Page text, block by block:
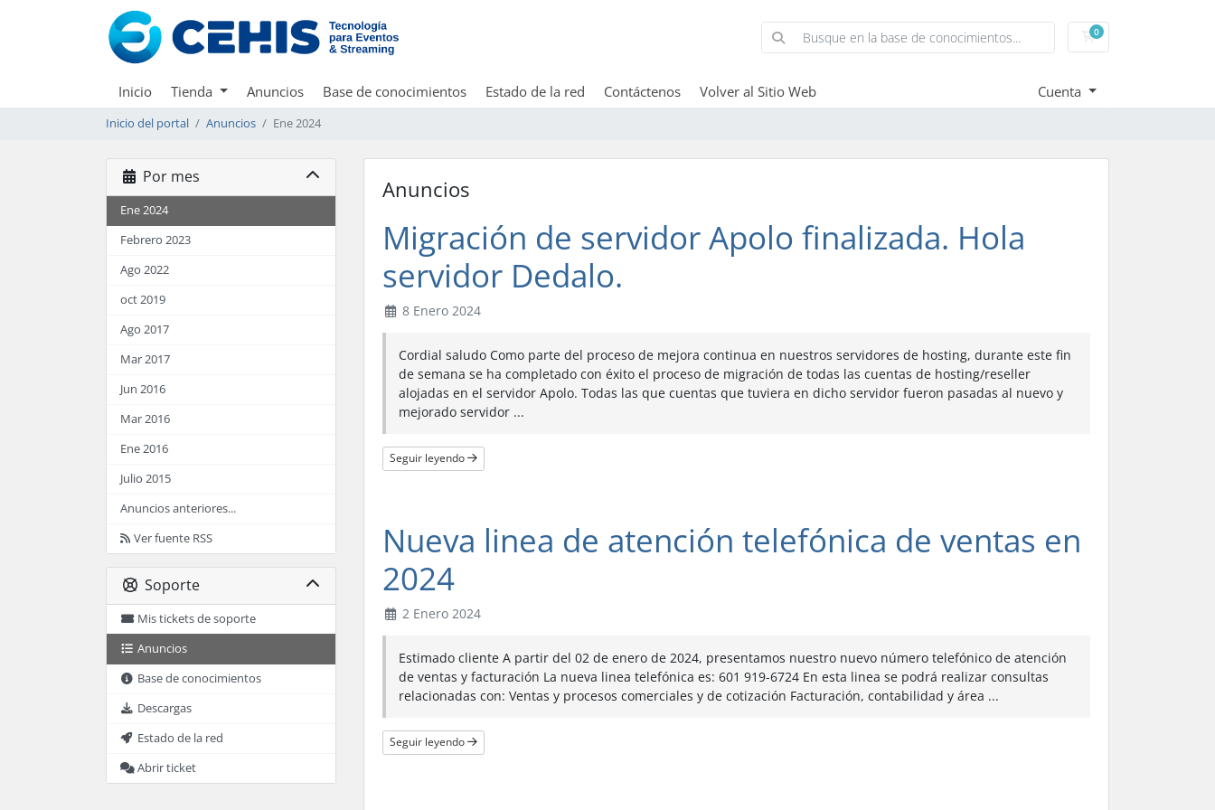
0Carrito
Inicio Tienda Anuncios Base de conocimientos Estado de la red Contáctenos Volver al Sitio Web Cuenta
Inicio del portal Anuncios Ene 2024
Por mes
Ene 2024
Febrero 2023
Ago 2022
oct 2019
Ago 2017
Mar 2017
Jun 2016
Mar 2016
Ene 2016
Julio 2015
Anuncios anteriores...
Ver fuente RSS
Soporte
Mis tickets de soporte
Anuncios
Base de conocimientos
Descargas
Estado de la red
Abrir ticket
Anuncios
Migración de servidor Apolo finalizada. Hola
servidor Dedalo.
8 Enero 2024
Cordial saludo Como parte del proceso de mejora continua en nuestros servidores de hosting, durante este fin
de semana se ha completado con éxito el proceso de migración de todas las cuentas de hosting/reseller
alojadas en el servidor Apolo. Todas las que cuentas que tuviera en dicho servidor fueron pasadas al nuevo y
mejorado servidor ...
Seguir leyendo
Nueva linea de atención telefónica de ventas en
2024
2 Enero 2024
Estimado cliente A partir del 02 de enero de 2024, presentamos nuestro nuevo número telefónico de atención
de ventas y facturación La nueva linea telefónica es: 601 919-6724 En esta linea se podrá realizar consultas
relacionadas con: Ventas y procesos comerciales y de cotización Facturación, contabilidad y área ...
Seguir leyendo